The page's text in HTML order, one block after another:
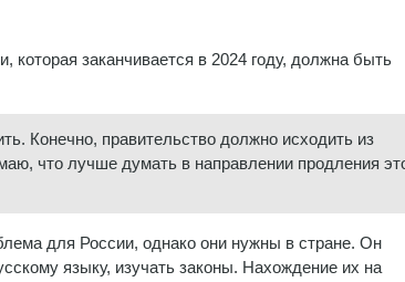
которая заканчивается в 2024 году, должна быть
Конечно, правительство должно исходить из
что лучше думать в направлении продления
для России, однако они нужны в стране. Он
языку, изучать законы. Нахождение их на